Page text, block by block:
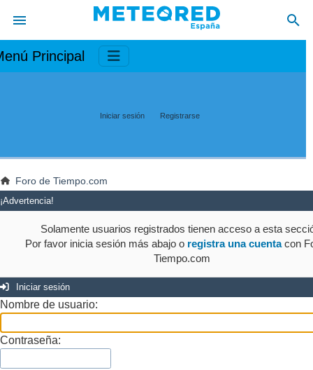
Principal
Iniciar sesión Registrarse
Foro de Tiempo.com
¡Advertencia!
Solamente usuarios registrados tienen acceso a esta
Por favor inicia sesión más abajo o registra una cuentacon
Tiempo.com
Iniciar sesión
Nombre de usuario:
Contraseña: